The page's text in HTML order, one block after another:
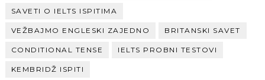
SAVETI O IELTS ISPITIMA
VEŽBAJMO ENGLESKI ZAJEDNO BRITANSKI SAVET
CONDITIONAL TENSE IELTS PROBNI TESTOVI
KEMBRIDŽ ISPITI